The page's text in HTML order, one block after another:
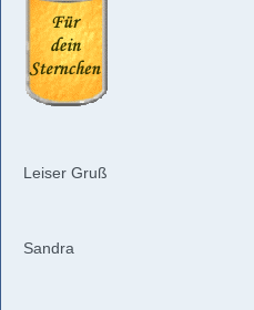
Leiser Gruß
Sandra